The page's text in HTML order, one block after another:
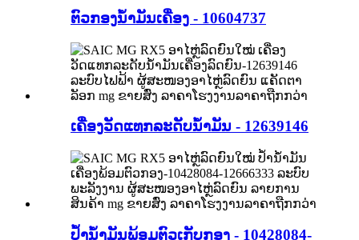
ຕົວກອງນ້ຳມັນເຄື່ອງ - 10604737
ເຄື່ອງວັດແທກລະດັບນ້ຳມັນ - 12639146
ປໍ້ານ້ຳມັນພ້ອມຕົວເກັບກອງ - 10428084-